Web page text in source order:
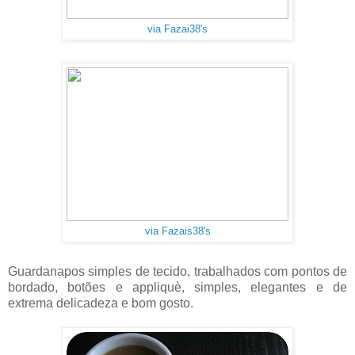
via Fazai38's
via Fazais38's
Guardanapos simples de tecido, trabalhados com pontos de
bordado, botões e appliquè, simples, elegantes e de
extrema delicadeza e bom gosto.